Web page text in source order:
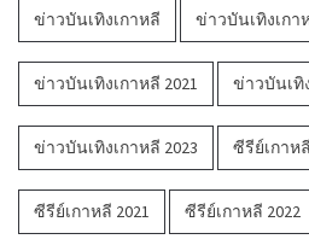
ข่าวบันเทิงเกาหลี ข่าวบันเทิงเกา
ข่าวบันเทิงเกาหลี 2021 ข่าวบันเทิ
ข่าวบันเทิงเกาหลี 2023 ซีรีย์เกาหลี
ซีรีย์เกาหลี 2021 ซีรีย์เกาหลี 2022